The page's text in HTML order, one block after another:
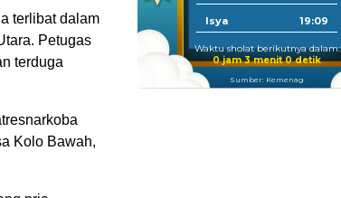
terlibat dalam
Petugas
terduga
Kolo Bawah,
Isya 19:09
Waktu sholat berikutnya dalam:
0 jam 2 menit 58 detik
Sumber: Kemenag